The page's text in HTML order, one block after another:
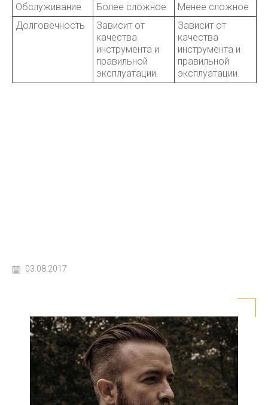
Обслуживание Более сложное
Менее сложное
Долговечность
Зависит от
качества
инструмента и
правильной
эксплуатации.
Зависит от
качества
инструмента и
правильной
эксплуатации.
03.08.2017